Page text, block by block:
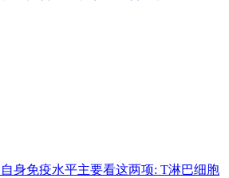
自身免疫水平主要看这两项: T淋巴细胞